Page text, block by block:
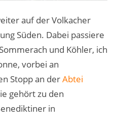
auf der Volkacher
Süden. Dabei passiere
und Köhler, ich
vorbei an
Stopp an derAbtei
gehört zu den
in